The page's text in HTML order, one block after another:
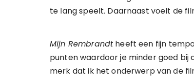
te lang speelt. Daarnaast voelt de
Mijn Rembrandt heeft een fijn
punten waardoor je minder goed bij
merk dat ik het onderwerp van de